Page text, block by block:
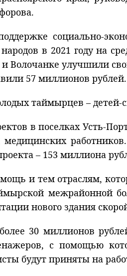
социально-
в 2021 году на
Волочанке улучшили
57 миллионов рублей.
таймырцев –
в поселках Усть-
– 153 миллиона
и тем отраслям,
межрайонной
нового здания
30 миллионов
с помощью
будут приняты на